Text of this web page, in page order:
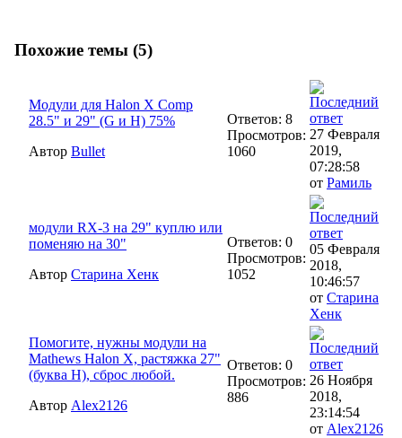
Похожие темы (5)
Модули для Halon X Comp
28.5" и 29" (G и H) 75%
Автор Bullet
Ответов: 8
Просмотров:
1060
27 Февраля
2019,
07:28:58
от Рамиль
модули RX-3 на 29" куплю или
поменяю на 30"
Автор Старина Хенк
Ответов: 0
Просмотров:
1052
05 Февраля
2018,
10:46:57
от Старина
Хенк
Помогите, нужны модули на
Mathews Halon X, растяжка 27"
(буква H), сброс любой.
Автор Alex2126
Ответов: 0
Просмотров:
886
26 Ноября
2018,
23:14:54
от Alex2126